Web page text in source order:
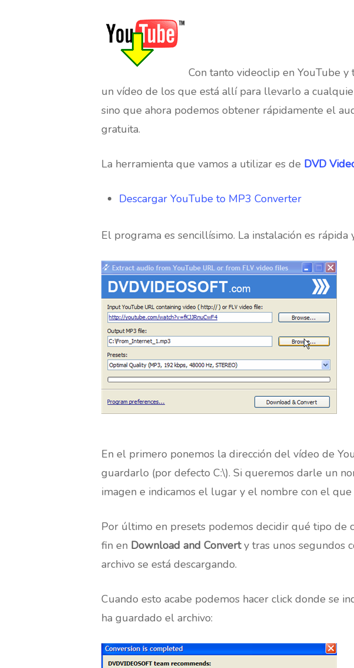
Hit enter to search or ESC to close
Con tanto videoclip en YouTube
un vídeo de los que está allí para llevarlo a
sino que ahora podemos obtener rápidamente el
gratuita.
La herramienta que vamos a utilizar es de DVD
Descargar YouTube to MP3 Converter
El programa es sencillísimo. La instalación es
En el primero ponemos la dirección del vídeo de
guardarlo (por defecto C:\). Si queremos darle un
imagen e indicamos el lugar y el nombre con el
Por último en presets podemos decidir qué tipo de
fin en Download and Converty tras unos segundos
archivo se está descargando.
Cuando esto acabe podemos hacer click donde se
ha guardado el archivo: